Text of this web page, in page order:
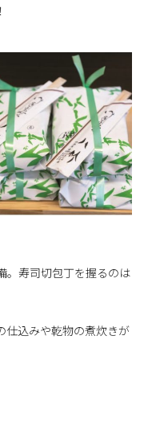
。寿司切包丁を握るのは
仕込みや乾物の煮炊きが